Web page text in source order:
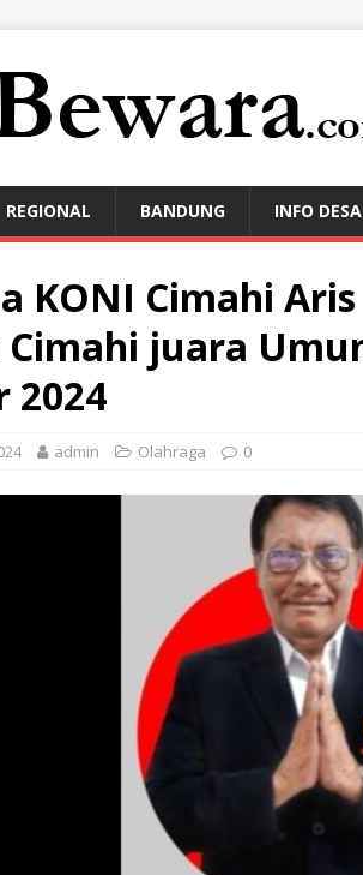
REGIONAL BANDUNG INFO DESA
KONI Cimahi
Cimahi juara
2024
admin Olahraga 0